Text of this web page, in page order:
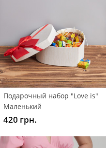
Подарочный набор "Love is"
Маленький
420 грн.